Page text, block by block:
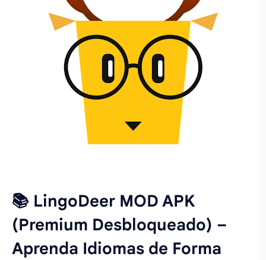
📚 LingoDeer MOD APK
(Premium Desbloqueado) –
Aprenda Idiomas de Forma